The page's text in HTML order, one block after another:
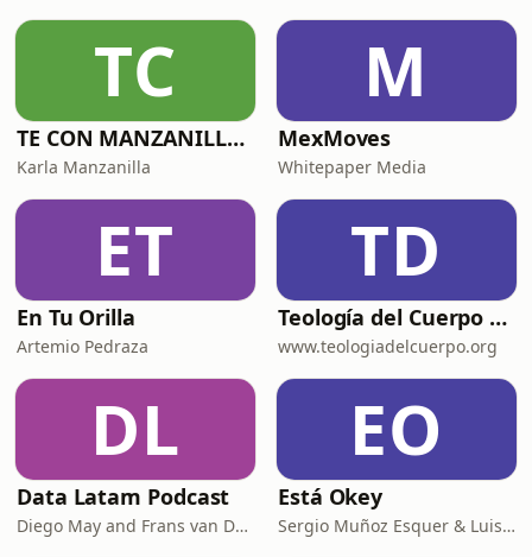
TC
TE CON MANZANILLA. Para sanar tu relación con la comida, el cuerpo y el alma.
Karla Manzanilla
M
MexMoves
Whitepaper Media
ET
En Tu Orilla
Artemio Pedraza
TD
Teología del Cuerpo para Dummies
www.teologiadelcuerpo.org
DL
Data Latam Podcast
Diego May and Frans van Dunné
EO
Está Okey
Sergio Muñoz Esquer & Luisa Fernanda Perez